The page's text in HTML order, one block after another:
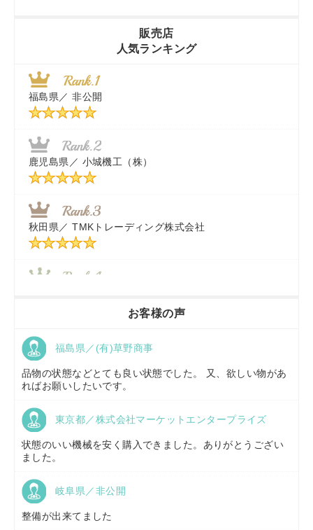
近江商事合同会社：「茨城中古農建機販売」
千葉県／ 株式会社テクノ・タカ
福岡県／株式会社カドワキ機械（旧ナカガワ農機商会）
東京都／
秋田県／ TMKトレーディング株式会社
販売店
人気ランキング
福島県／ 非公開
鹿児島県／ 小城機工（株）
秋田県／ TMKトレーディング株式会社
京都府／
福島県／(有)草野商事
山形県／株式会社ノーキステージ
お客様の声
福島県／(有)草野商事
品物の状態などとても良い状態でした。 又、欲しい物があ
ればお願いしたいです。
東京都／株式会社マーケットエンタープライズ
状態のいい機械を安く購入できました。ありがとうござい
ました。
岐阜県／非公開
整備が出来てました